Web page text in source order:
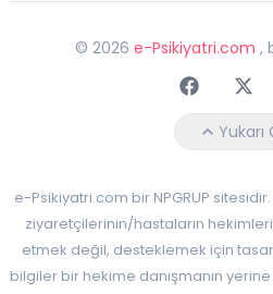
© 2026 e-Psikiyatri.com ,
Faceebok
Yukarı
e-Psikiyatri.com bir NPGRUP
ziyaretçilerinin/hastaların
etmek değil, desteklemek için
bilgiler bir hekime danışmanın yerine